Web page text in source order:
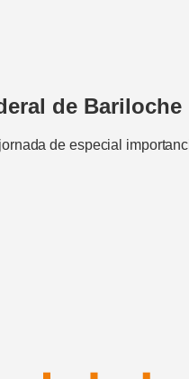
de Bariloche
de especial